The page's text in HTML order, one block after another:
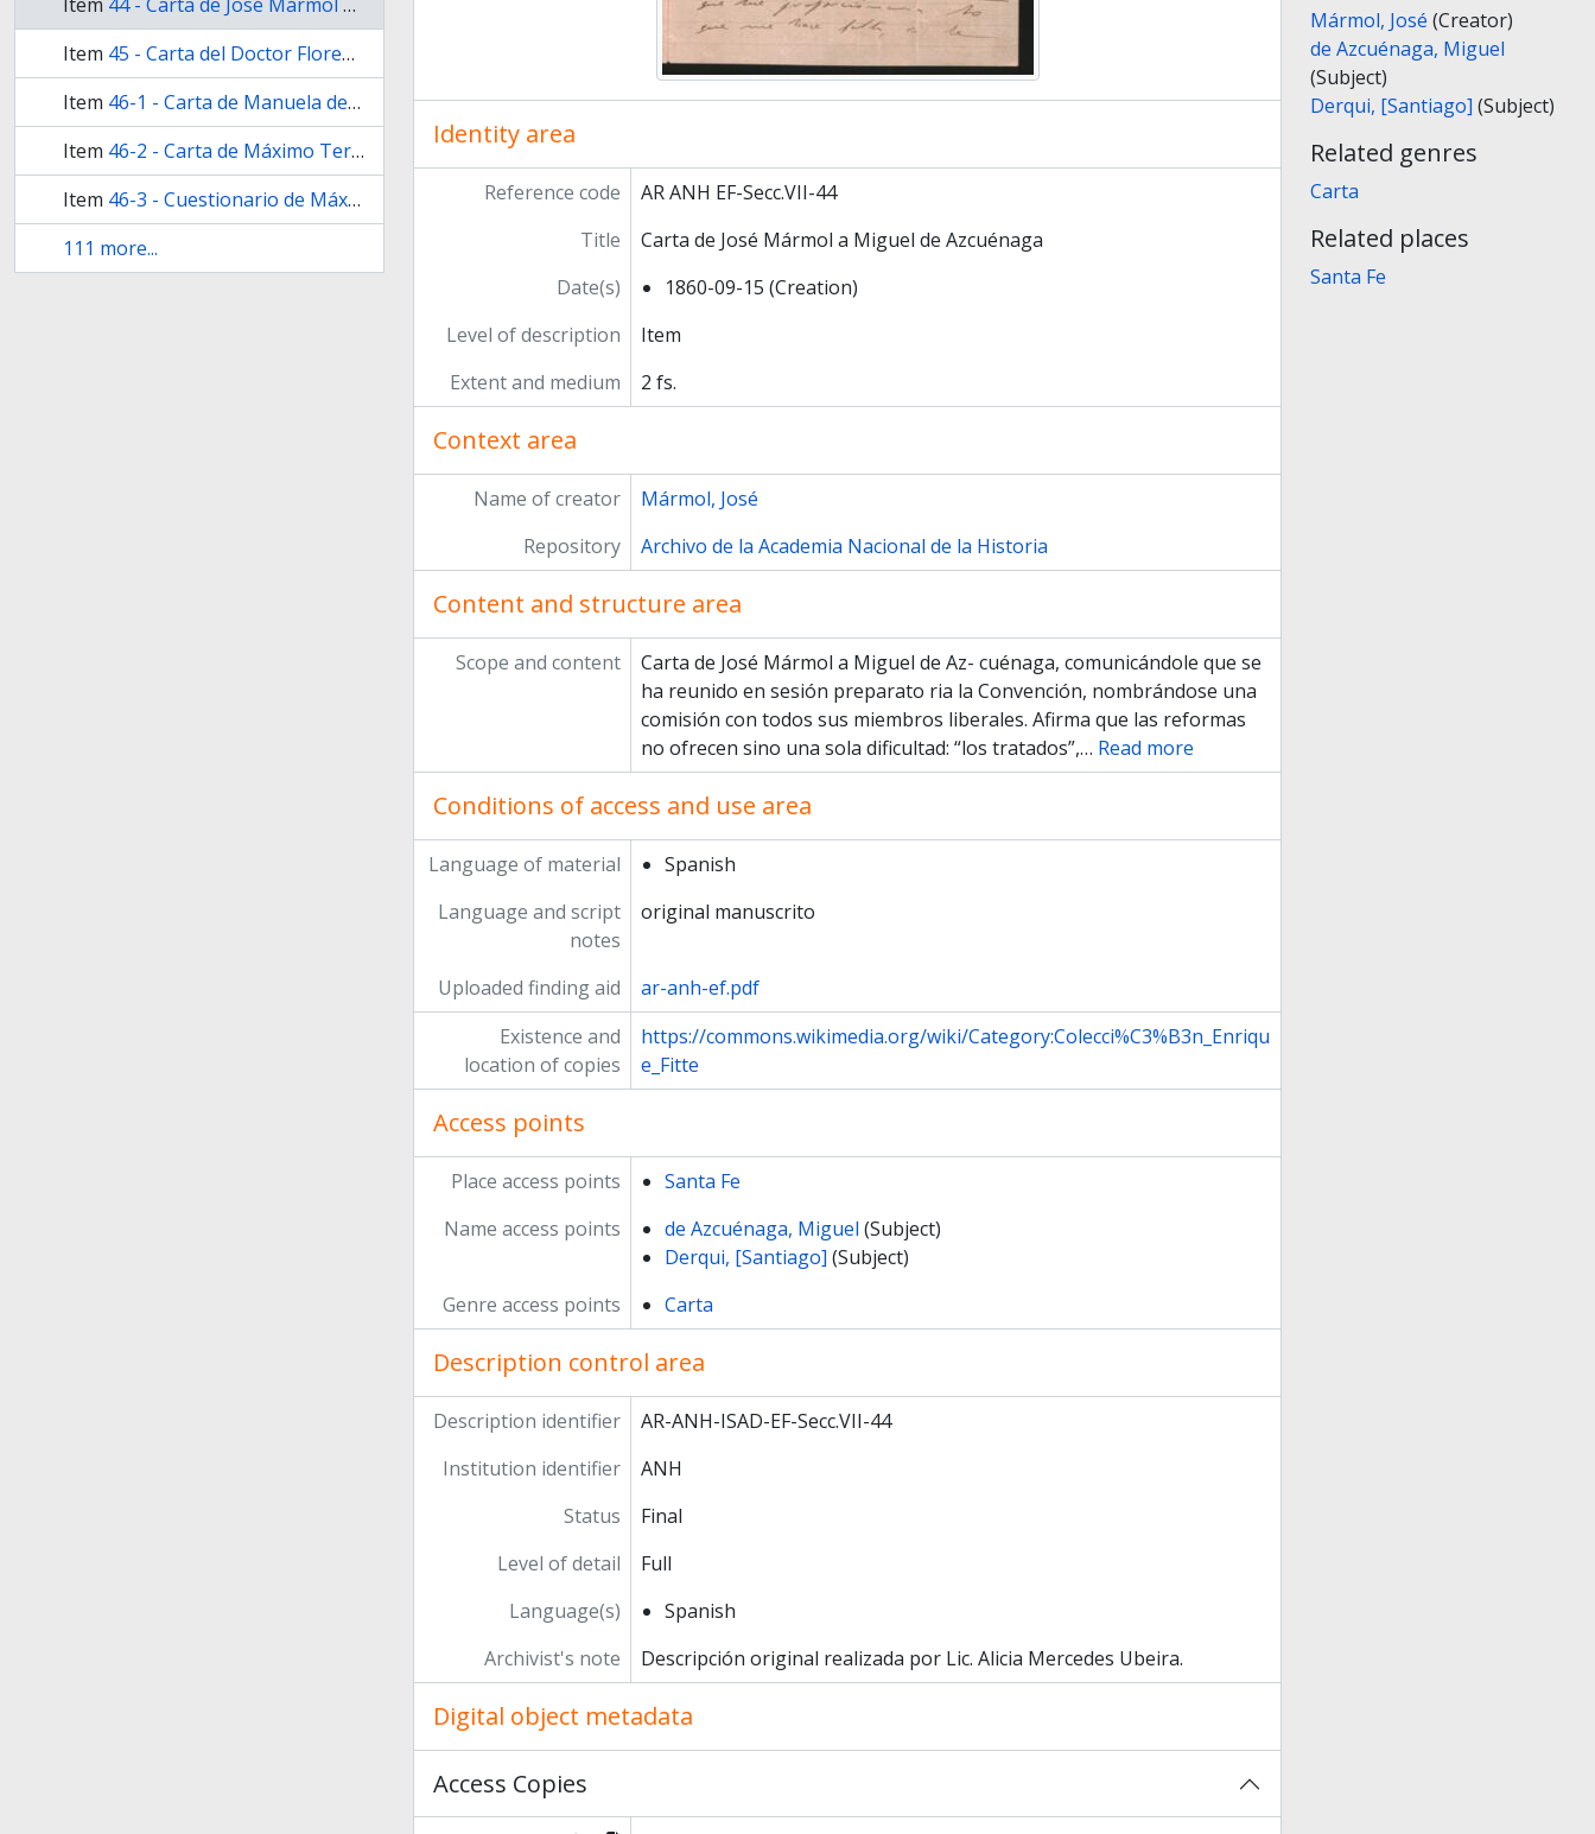
Item 45 - Carta del Doctor Florencio Varela al Doctor Eusebio Agüero, agradeciéndole un favor.
Item 46-1 - Carta de Manuela de Rosas y Terrero a José María Rojas y Patrón
Item 46-2 - Carta de Máximo Terrero a Carlos CaManuela Villarino de Insiarte,
Item 46-3 - Cuestionario de Máximo Terrero a Ma­nuela Rosas de Terrero,
111 more...
Identity area
Reference code
AR ANH EF-Secc.VII-44
Title
Carta de José Mármol a Miguel de Azcuénaga
Date(s)
1860-09-15 (Creation)
Level of description
Item
Extent and medium
2 fs.
Context area
Name of creator
Mármol, José
Repository
Archivo de la Academia Nacional de la Historia
Content and structure area
Scope and content
Carta de José Mármol a Miguel de Az- cuénaga, comunicándole que se
ha reunido en sesión preparato­ ria la Convención, nombrándose una
comisión con todos sus miembros liberales. Afirma que las reformas
no ofrecen sino una sola dificultad: “los tratados”,… Read more
Conditions of access and use area
Language of material
Spanish
Language and script
notes
original manuscrito
Uploaded finding aid
ar-anh-ef.pdf
Existence and
location of copies
https://commons.wikimedia.org/wiki/Category:Colecci%C3%B3n_Enriqu
e_Fitte
Access points
Place access points
Santa Fe
Name access points
de Azcuénaga, Miguel (Subject)
Derqui, [Santiago] (Subject)
Genre access points
Carta
Description control area
Description identifier
AR-ANH-ISAD-EF-Secc.VII-44
Institution identifier
ANH
Status
Final
Level of detail
Full
Language(s)
Spanish
Archivist's note
Descripción original realizada por Lic. Alicia Mercedes Ubeira.
Digital object metadata
Access Copies
Mármol, José (Creator)
de Azcuénaga, Miguel
(Subject)
Derqui, [Santiago] (Subject)
Related genres
Carta
Related places
Santa Fe